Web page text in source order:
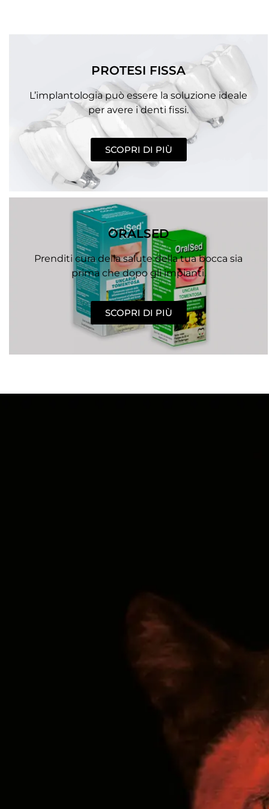
PROTESI FISSA
L’implantologia può essere la soluzione ideale
per avere i denti fissi.
SCOPRI DI PIÙ
ORALSED
Prenditi cura della salute della tua bocca sia
prima che dopo gli impianti.
SCOPRI DI PIÙ